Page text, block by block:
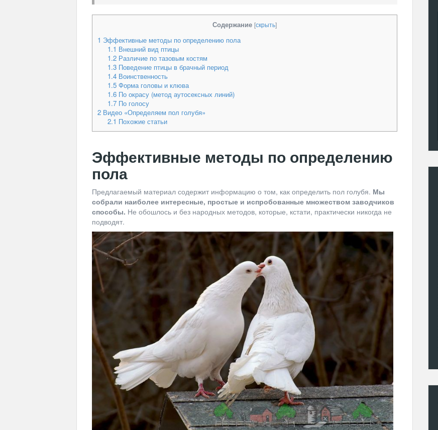
Содержание [скрыть]
1 Эффективные методы по определению пола
1.1 Внешний вид птицы
1.2Различие по тазовым костям
1.3Поведение птицы в брачный период
1.4Воинственность
1.5Форма головы и клюва
1.6По окрасу (метод аутосексных линий)
1.7По голосу
2 Видео «Определяем пол голубя»
2.1 Похожие статьи
Эффективные методы по определению
пола
Предлагаемый материал содержит информацию о том, как определить пол голубя. Мы
собрали наиболее интересные, простые и испробованные множеством заводчиков
способы. Не обошлось и без народных методов, которые, кстати, практически никогда не
подводят.